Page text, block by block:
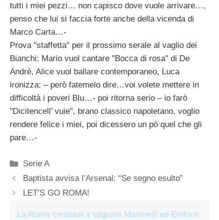
tutti i miei pezzi… non capisco dove vuole arrivare…,
penso che lui si faccia forte anche della vicenda di
Marco Carta…-
Prova "staffetta" per il prossimo serale al vaglio dei
Bianchi: Mario vuol cantare "Bocca di rosa" di De
Andrè, Alice vuol ballare contemporaneo, Luca
ironizza: – però fatemelo dire…voi volete mettere in
difficoltà i poveri Blu…- poi ritorna serio – io farò
"Dicitencell’ vuie", brano classico napoletano, voglio
rendere felice i miei, poi dicessero un pò quel che gli
pare…-
Categorie
Serie A
Baptista avvisa l’Arsenal: “Se segno esulto”
LET’S GO ROMA!
La Roma continua a sognare Martinelli ed Endrick